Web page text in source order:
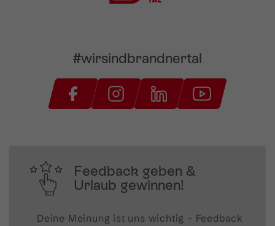
#wirsindbrandnertal
Feedback geben &
Urlaub gewinnen!
Deine Meinung ist uns wichtig – Feedback